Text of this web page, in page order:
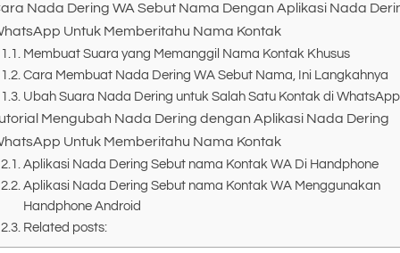
Nada Dering WA Sebut Nama Dengan Aplikasi Nada
Untuk Memberitahu Nama Kontak
Membuat Suara yang Memanggil Nama Kontak Khusus
Cara Membuat Nada Dering WA Sebut Nama, Ini Langkahnya
Ubah Suara Nada Dering untuk Salah Satu Kontak di WhatsApp
Mengubah Nada Dering dengan Aplikasi Nada Dering
Untuk Memberitahu Nama Kontak
Aplikasi Nada Dering Sebut nama Kontak WA Di Handphone
Aplikasi Nada Dering Sebut nama Kontak WA Menggunakan
Handphone Android
Related posts: